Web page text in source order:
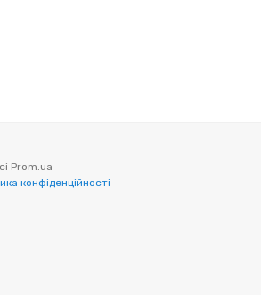
Prom.ua
конфіденційності